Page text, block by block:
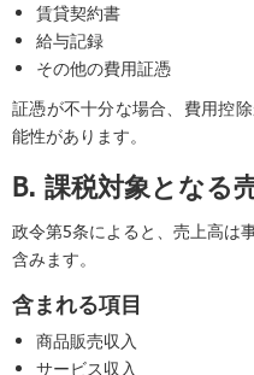
賃貸契約書
給与記録
その他の費用証憑
証憑が不十分な場合、費用控
能性があります。
B. 課税対象となる
政令第5条によると、売上高は
含みます。
含まれる項目
商品販売収入
サービス収入